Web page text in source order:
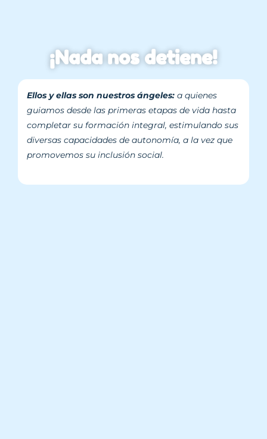
¡Nadanosdetiene!
Ellos y ellas son nuestros ángeles: a quienes
guiamos desde las primeras etapas de vida hasta
completar su formación integral, estimulando sus
diversas capacidades de autonomía, a la vez que
promovemos su inclusión social.